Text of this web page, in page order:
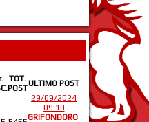
TOT.
POSTULTIMO POST
29/09/2024
09:10
GRIFONDORO